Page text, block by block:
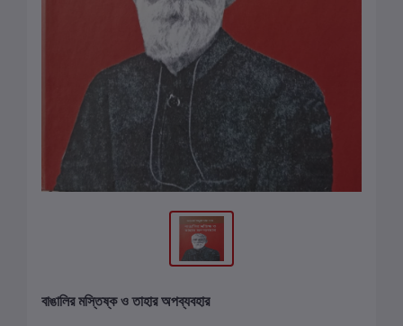
বাঙালির মস্তিষ্ক ও তাহার অপব্যবহার